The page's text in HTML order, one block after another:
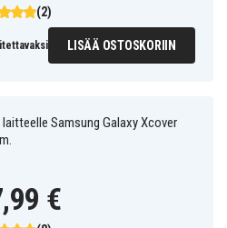
(2)
LISÄÄ OSTOSKORIIN
Samsung Galaxy Xcover
€